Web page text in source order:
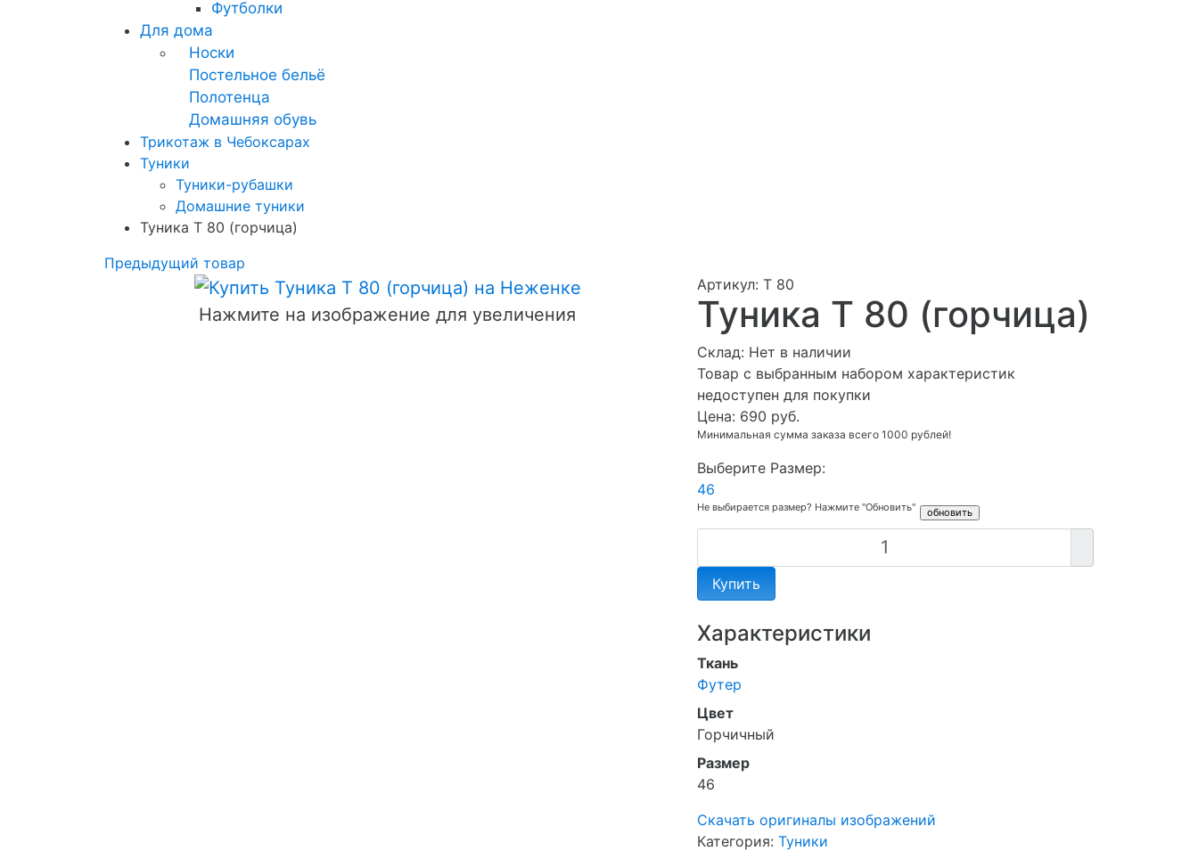
Футболки
Для дома
Носки
Постельное бельё
Полотенца
Домашняя обувь
Трикотаж в Чебоксарах
Туники
Туники-рубашки
Домашние туники
Туника Т 80 (горчица)
Предыдущий товар
Нажмите на изображение для увеличения
Артикул: Т 80
Туника Т 80 (горчица)
Cклад: Нет в наличии
Товар с выбранным набором характеристик
недоступен для покупки
Цена: 690 руб.
Минимальная сумма заказа всего 1000 рублей!
Выберите Размер:
46
Не выбирается размер? Нажмите "Обновить"
Купить
Характеристики
Ткань
Футер
Цвет
Горчичный
Размер
46
Скачать оригиналы изображений
Категория: Туники